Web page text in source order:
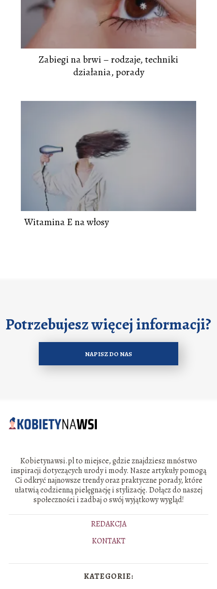
Zabiegi na brwi – rodzaje, techniki
działania, porady
Witamina E na włosy
Potrzebujesz więcej informacji?
NAPISZ DO NAS
Kobietynawsi.pl to miejsce, gdzie znajdziesz mnóstwo
inspiracji dotyczących urody i mody. Nasze artykuły pomogą
Ci odkryć najnowsze trendy oraz praktyczne porady, które
ułatwią codzienną pielęgnację i stylizację. Dołącz do naszej
społeczności i zadbaj o swój wyjątkowy wygląd!
REDAKCJA
KONTAKT
KATEGORIE: